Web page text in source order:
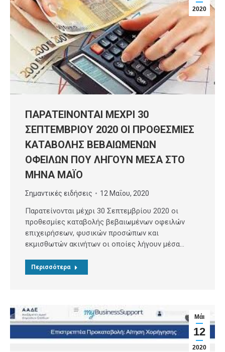
2020
ΠΑΡΑΤΕΙΝΟΝΤΑΙ ΜΕΧΡΙ 30
ΣΕΠΤΕΜΒΡΙΟΥ 2020 ΟΙ ΠΡΟΘΕΣΜΙΕΣ
ΚΑΤΑΒΟΛΗΣ ΒΕΒΑΙΩΜΕΝΩΝ
ΟΦΕΙΛΩΝ ΠΟΥ ΛΗΓΟΥΝ ΜΕΣΑ ΣΤΟ
ΜΗΝΑ ΜΑΪΟ
Σημαντικές ειδήσεις 12 Μαΐου, 2020
Παρατείνονται μέχρι 30 Σεπτεμβρίου 2020 οι
προθεσμίες καταβολής βεβαιωμένων οφειλών
επιχειρήσεων, φυσικών προσώπων και
εκμισθωτών ακινήτων οι οποίες λήγουν μέσα…
Περισσότερα
Μάι
12
2020